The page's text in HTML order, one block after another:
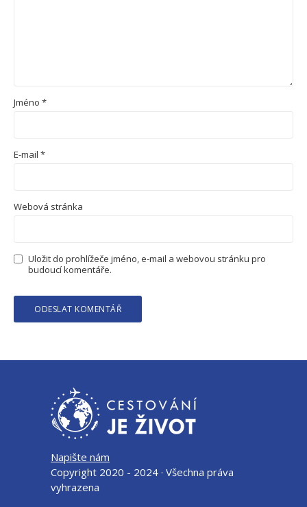
Jméno *
E-mail *
Webová stránka
Uložit do prohlížeče jméno, e-mail a webovou stránku pro
budoucí komentáře.
Napište nám
Copyright 2020 - 2024 · Všechna práva
vyhrazena